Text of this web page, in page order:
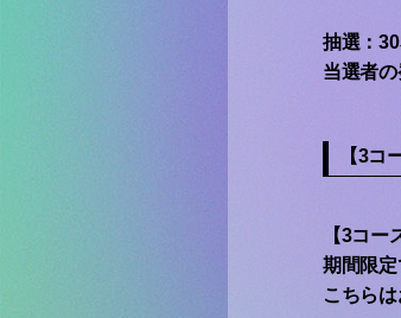
抽選：
当選者
【3コ
【3コ
期間限定
こちら